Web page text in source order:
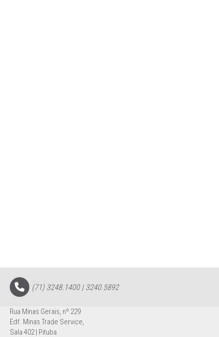
(71) 3248.1400 | 3240.5892
Rua Minas Gerais, nº 229
Edf. Minas Trade Service,
Sala 402 | Pituba